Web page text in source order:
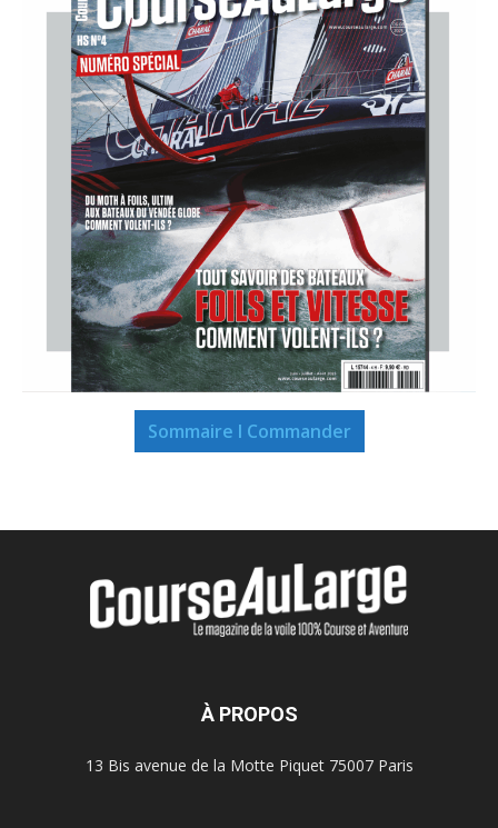
Sommaire I Commander
À PROPOS
13 Bis avenue de la Motte Piquet 75007 Paris